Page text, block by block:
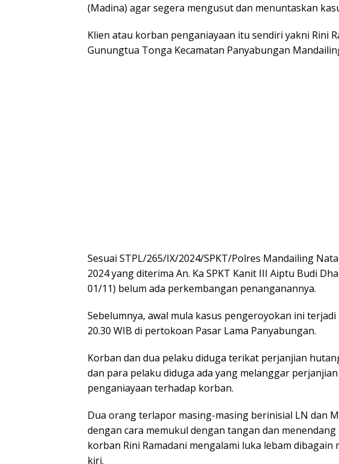
(Madina) agar segera mengusut dan menuntaskan
Klien atau korban penganiayaan itu sendiri yakni Rini
Gunungtua Tonga Kecamatan Panyabungan
Sesuai STPL/265/IX/2024/SPKT/Polres Mandailing
2024 yang diterima An. Ka SPKT Kanit III Aiptu Budi
01/11) belum ada perkembangan penanganannya.
Sebelumnya, awal mula kasus pengeroyokan ini
20.30 WIB di pertokoan Pasar Lama Panyabungan.
Korban dan dua pelaku diduga terikat perjanjian
dan para pelaku diduga ada yang melanggar
penganiayaan terhadap korban.
Dua orang terlapor masing-masing berinisial LN dan
dengan cara memukul dengan tangan dan
korban Rini Ramadani mengalami luka lebam
kiri.